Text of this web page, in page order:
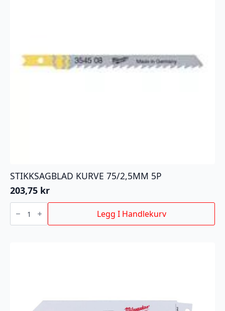
STIKKSAGBLAD KURVE 75/2,5MM 5P
203,75 kr
STIKKSAGBLAD
KURVE
75/2,5MM
5P
Legg I Handlekurv